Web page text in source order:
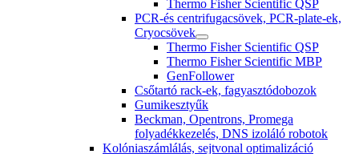
Thermo Fisher Scientific QSP
PCR-és centrifugacsövek, PCR-plate-ek,
Cryocsövek
Thermo Fisher Scientific QSP
Thermo Fisher Scientific MBP
GenFollower
Csőtartó rack-ek, fagyasztódobozok
Gumikesztyűk
Beckman, Opentrons, Promega
folyadékkezelés, DNS izoláló robotok
Kolóniaszámlálás, sejtvonal optimalizáció